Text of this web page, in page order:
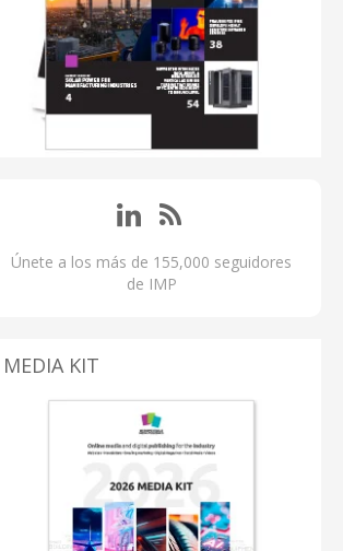
Únete a los más de 155,000 seguidores
de IMP
MEDIA KIT